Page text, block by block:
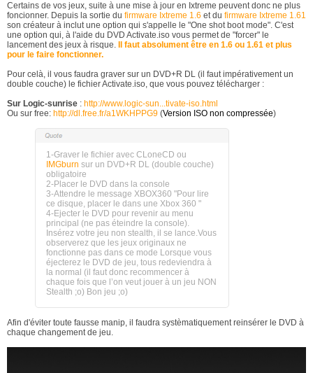
Certains de vos jeux, suite à une mise à jour en Ixtreme peuvent donc ne plus
foncionner. Depuis la sortie du firmware Ixtreme 1.6 et du firmware Ixtreme 1.61
son créateur à inclut une option qui s'appelle le "One shot boot mode". C'est
une option qui, à l'aide du DVD Activate.iso vous permet de "forcer" le
lancement des jeux à risque.
Il faut absolument être en 1.6 ou 1.61 et plus
pour le faire fonctionner.
Pour celà, il vous faudra graver sur un DVD+R DL (il faut impérativement un
double couche) le fichier Activate.iso, que vous pouvez télécharger :
Sur Logic-sunrise : http://www.logic-sun...tivate-iso.html
Ou sur free: http://dl.free.fr/a1WKHPPG9 (Version ISO non compressée)
1-Graver le fichier avec CLoneCD ou
IMGburn sur un DVD+R DL (double couche)
obligatoire
2-Placer le DVD dans la console
3-Attendre le message XBOX360 "Pour lire
ce disque, placer le dans une Xbox 360 "
4-Ejecter le DVD pour revenir au menu
principal (ne pas éteindre la console).
Insérez votre jeu non stealth, il se lance.Vous
observerez que les jeux originaux ne
fonctionne pas dans ce mode Lorsque vous
éjecterez le DVD de jeu, tous redeviendra à
la normal (il faut donc recommencer à
chaque fois que l’on veut jouer à un jeu NON
Stealth ;o) Bon jeu ;o)
Afin d'éviter toute fausse manip, il faudra systèmatiquement reinsérer le DVD à
chaque changement de jeu.